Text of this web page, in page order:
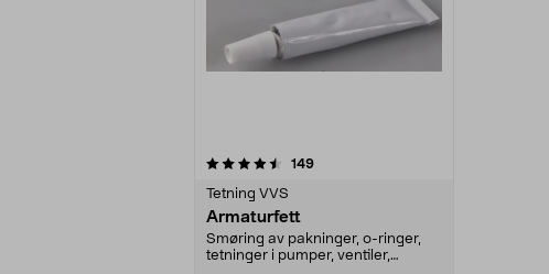
149anmeldelser
Tetning VVS
Armaturfett
Smøring av pakninger, o-ringer,
tetninger i pumper, ventiler,